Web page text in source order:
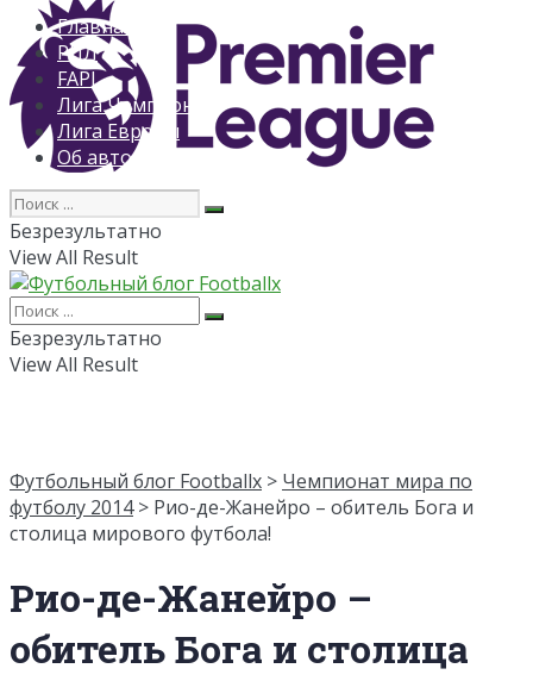
Главная
РПЛ
FAPL
Лига Чемпионов
Лига Европы
Об авторе
Безрезультатно
View All Result
Безрезультатно
View All Result
Футбольный блог Footballx > Чемпионат мира по
футболу 2014> Рио-де-Жанейро – обитель Бога и
столица мирового футбола!
Рио-де-Жанейро –
обитель Бога и столица